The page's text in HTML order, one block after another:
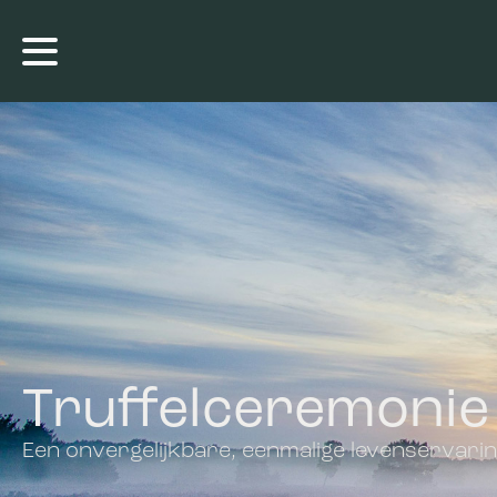
Truffelceremonie
Een onvergelijkbare, eenmalige